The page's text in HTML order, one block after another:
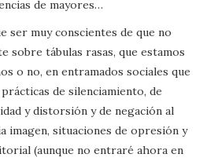
de mayores…
ser muy conscientes de que no
sobre tábulas rasas, que estamos
o no, en entramados sociales que
de silenciamiento, de
y distorsión y de negación al
imagen, situaciones de opresión y
(aunque no entraré ahora en